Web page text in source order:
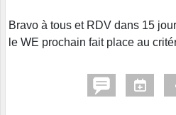
Bravo à tous et RDV dans 15
le WE prochain fait place au